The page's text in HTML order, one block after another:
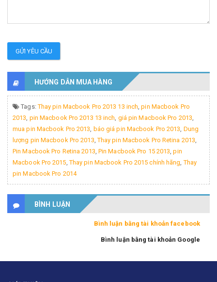
GỬI YÊU CẦU
HƯỚNG DẪN MUA HÀNG
Tags:Thay pin Macbook Pro 2013 13 inch,pin Macbook Pro
2013, pin Macbook Pro 2013 13 inch, giá pin Macbook Pro 2013,
mua pin Macbook Pro 2013, báo giá pin Macbook Pro 2013, Dung
lượng pin Macbook Pro 2013,Thay pin Macbook Pro Retina 2013,
Pin Macbook Pro Retina 2013, Pin Macbook Pro 15 2013,pin
Macbook Pro 2015,Thay pin Macbook Pro 2015 chính hãng,Thay
pin Macbook Pro 2014
BÌNH LUẬN
Bình luận bằng tài khoản facebook
Bình luận bằng tài khoản Google